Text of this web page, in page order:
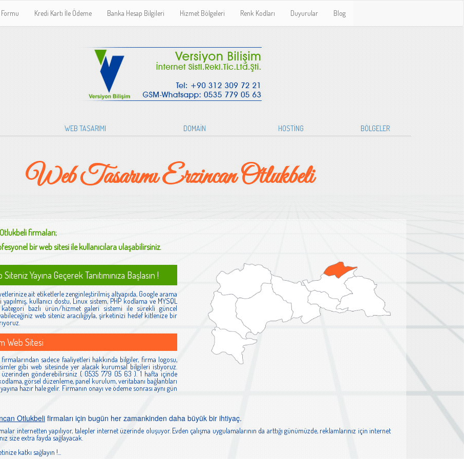
Kredi Kartı İle Ödeme Banka Hesap Bilgileri Hizmet Bölgeleri Renk Kodları Duyurular Blog
WEB TASARIMI DOMAİN HOSTİNG BÖLGELER
Web Tasarımı Erzincan Otlukbeli
firmaları;
bir web sitesi ile kullanıcılara ulaşabilirsiniz.
Yayına Geçerek Tanıtımınıza Başlasın !
ait etiketlerle zenginleştirilmiş altyapıda, Google arama
kullanıcı dostu, Linux sistem, PHP kodlama ve MYSQL
kategori bazlı ürün/hizmet galeri sistemi ile sürekli güncel
web siteniz aracılığıyla, şirketinizi hedef kitlenize bir
Web Sitesi
sadece faaliyetleri hakkında bilgiler, firma logosu,
gibi web sitesinde yer alacak kurumsal bilgileri istiyoruz.
üzerinden gönderebilirsiniz ( 0535 779 05 63 ). 1 hafta içinde
görsel düzenleme, panel kurulum, veritabanı bağlantıları
hazır hale gelir. Firmanın onayı ve ödeme sonrası aynı gün
Otlukbelifirmaları için bugün her zamankinden daha büyük bir ihtiyaç.
internetten yapılıyor, talepler internet üzerinde oluşuyor. Evden çalışma uygulamalarının da arttığı günümüzde, reklamlarınız için internet
size extra fayda sağlayacak.
katkı sağlayın !...